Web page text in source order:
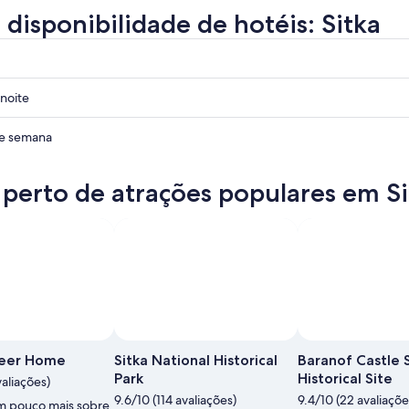
disponibilidade de hotéis: Sitka
semana
de atrações populares em
Home
pouco mais sobre
Sitka National Historical
Park
9.6/10 (114 avaliações)
Baranof Castle
Historical Site
9.4/10 (22